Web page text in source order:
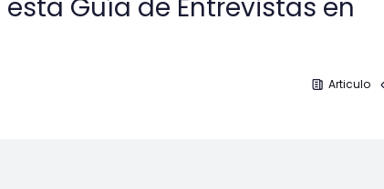
Guía de Entrevistas en
Articulo